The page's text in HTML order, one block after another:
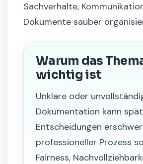
Sachverhalte,
Dokumente sauber
Warum das
wichtig ist
Unklare oder
Dokumentation kann
Entscheidungen
professioneller Prozess
Fairness,